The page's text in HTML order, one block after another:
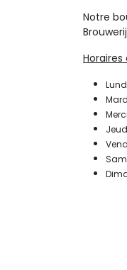
Notre
Horaires